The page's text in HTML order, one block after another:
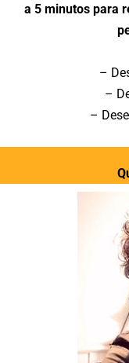
a 5 minutos para
–
–
–